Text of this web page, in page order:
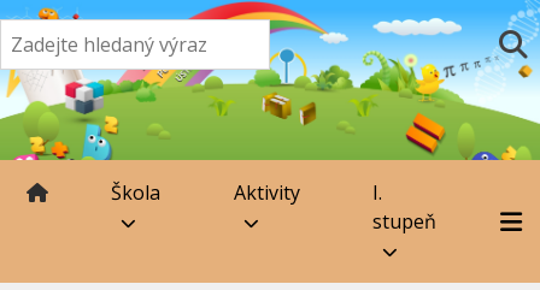
Škola Aktivity
I.
stupeň